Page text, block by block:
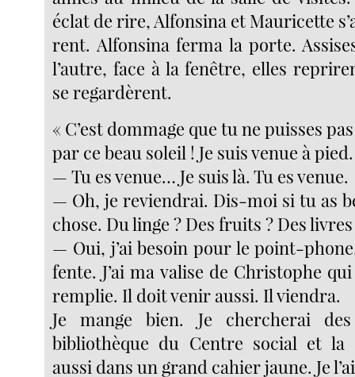
éclat de rire, Alfonsina et Mauricette
rent. Alfonsina ferma la porte.
l’autre, face à la fenêtre, elles
se regardèrent.
« C’est dommage que tu ne puisses
par ce beau soleil ! Je suis venue à pied.
— Tu es venue… Je suis là. Tu es venue.
— Oh, je reviendrai. Dis-moi si tu as
chose. Du linge ? Des fruits ? Des livres
— Oui, j’ai besoin pour le point-
fente. J’ai ma valise de Christophe
remplie. Il doit venir aussi. Il viendra.
Je mange bien. Je chercherai
bibliothèque du Centre social et la
aussi dans un grand cahier jaune. Je